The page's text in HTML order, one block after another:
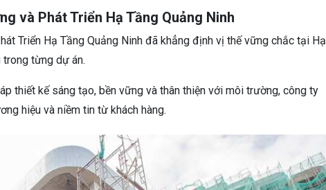
và Phát Triển Hạ Tầng Quảng Ninh
Triển Hạ Tầng Quảng Ninh đã khẳng định vị thế vững chắc tại Hạ
từng dự án.
thiết kế sáng tạo, bền vững và thân thiện với môi trường, công ty
hiệu và niềm tin từ khách hàng.